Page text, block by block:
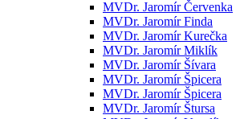
MVDr. Jaromír Červenka
MVDr. Jaromír Finda
MVDr. Jaromír Kurečka
MVDr. Jaromír Miklík
MVDr. Jaromír Šívara
MVDr. Jaromír Špicera
MVDr. Jaromír Špicera
MVDr. Jaromír Štursa